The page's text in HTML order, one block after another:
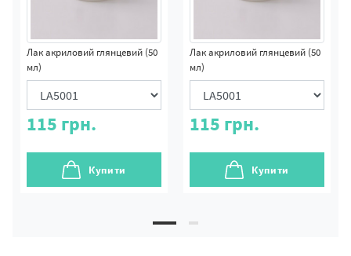
Лак акриловий глянцевий (50
мл)
115 грн.
Купити
Лак акриловий глянцевий (50
мл)
115 грн.
Купити